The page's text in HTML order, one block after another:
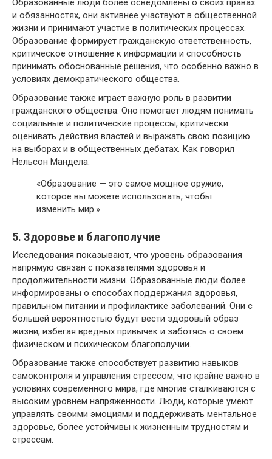
Образованные люди более осведомлены о своих правах
и обязанностях, они активнее участвуют в общественной
жизни и принимают участие в политических процессах.
Образование формирует гражданскую ответственность,
критическое отношение к информации и способность
принимать обоснованные решения, что особенно важно в
условиях демократического общества.
Образование также играет важную роль в развитии
гражданского общества. Оно помогает людям понимать
социальные и политические процессы, критически
оценивать действия властей и выражать свою позицию
на выборах и в общественных дебатах. Как говорил
Нельсон Мандела:
«Образование — это самое мощное оружие,
которое вы можете использовать, чтобы
изменить мир.»
5. Здоровье и благополучие
Исследования показывают, что уровень образования
напрямую связан с показателями здоровья и
продолжительности жизни. Образованные люди более
информированы о способах поддержания здоровья,
правильном питании и профилактике заболеваний. Они с
большей вероятностью будут вести здоровый образ
жизни, избегая вредных привычек и заботясь о своем
физическом и психическом благополучии.
Образование также способствует развитию навыков
самоконтроля и управления стрессом, что крайне важно в
условиях современного мира, где многие сталкиваются с
высоким уровнем напряженности. Люди, которые умеют
управлять своими эмоциями и поддерживать ментальное
здоровье, более устойчивы к жизненным трудностям и
стрессам.